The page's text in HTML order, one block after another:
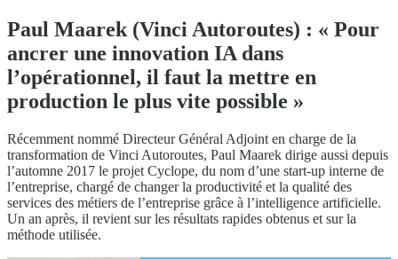
Paul Maarek (Vinci Autoroutes) : « Pour
ancrer une innovation IA dans
l’opérationnel, il faut la mettre en
production le plus vite possible »
Récemment nommé Directeur Général Adjoint en charge de la
transformation de Vinci Autoroutes, Paul Maarek dirige aussi depuis
l’automne 2017 le projet Cyclope, du nom d’une start-up interne de
l’entreprise, chargé de changer la productivité et la qualité des
services des métiers de l’entreprise grâce à l’intelligence artificielle.
Un an après, il revient sur les résultats rapides obtenus et sur la
méthode utilisée.